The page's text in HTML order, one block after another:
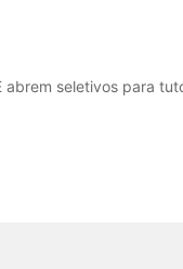
abrem seletivos para